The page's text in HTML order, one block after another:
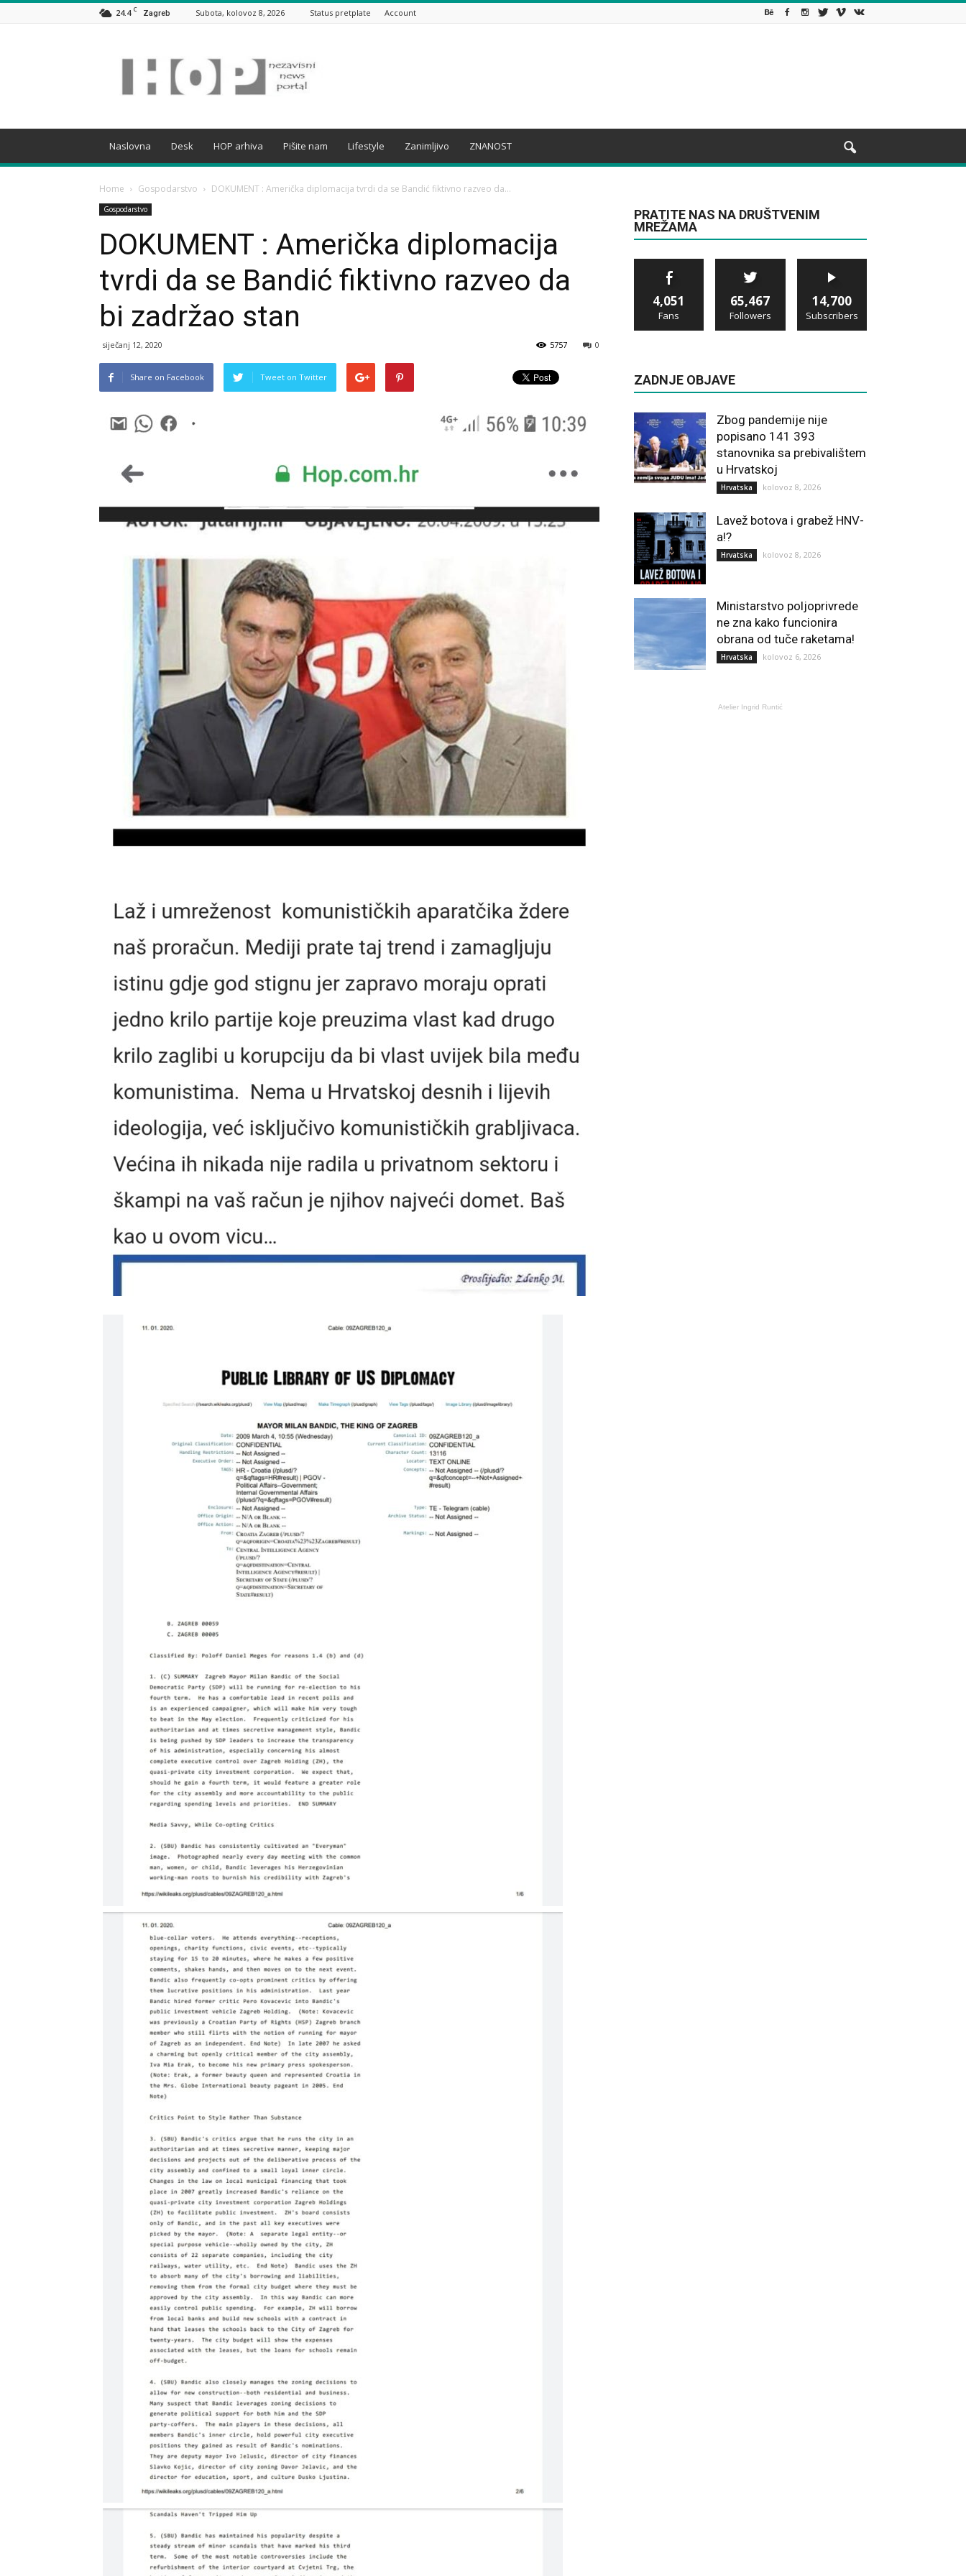
24.4 C Zagreb Subota, kolovoz 8, 2026 Status pretplate Account
Naslovna Desk HOP arhiva Pišite nam Lifestyle Zanimljivo ZNANOST
Home Gospodarstvo DOKUMENT : Američka diplomacija tvrdi da se Bandić fiktivno razveo da...
Gospodarstvo
DOKUMENT : Američka diplomacija
tvrdi da se Bandić fiktivno razveo da
bi zadržao stan
siječanj 12, 2020 0
5757
Share on Facebook Tweet on Twitter
PRATITE NAS NA DRUŠTVENIM
MREŽAMA
4,051
Fans
65,467
Followers
14,700
Subscribers
ZADNJE OBJAVE
Zbog pandemije nije
popisano 141 393
stanovnika sa prebivalištem
u Hrvatskoj
Hrvatska kolovoz 8, 2026
Lavež botova i grabež HNV-
a!?
Hrvatska kolovoz 8, 2026
Ministarstvo poljoprivrede
ne zna kako funcionira
obrana od tuče raketama!
Hrvatska kolovoz 6, 2026
Atelier Ingrid Runtić